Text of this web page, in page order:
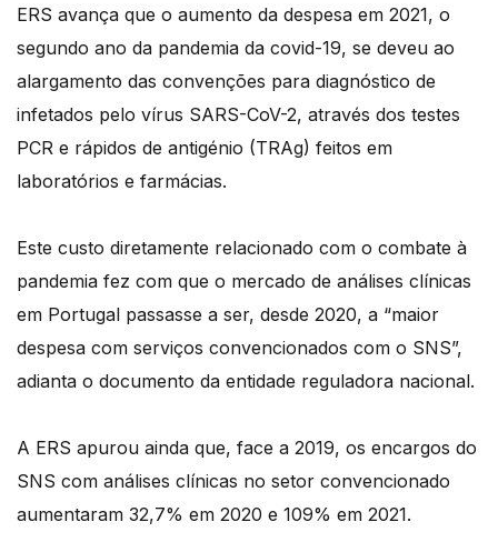
ERS avança que o aumento da despesa em 2021, o
segundo ano da pandemia da covid-19, se deveu ao
alargamento das convenções para diagnóstico de
infetados pelo vírus SARS-CoV-2, através dos testes
PCR e rápidos de antigénio (TRAg) feitos em
laboratórios e farmácias.
Este custo diretamente relacionado com o combate à
pandemia fez com que o mercado de análises clínicas
em Portugal passasse a ser, desde 2020, a “maior
despesa com serviços convencionados com o SNS”,
adianta o documento da entidade reguladora nacional.
A ERS apurou ainda que, face a 2019, os encargos do
SNS com análises clínicas no setor convencionado
aumentaram 32,7% em 2020 e 109% em 2021.